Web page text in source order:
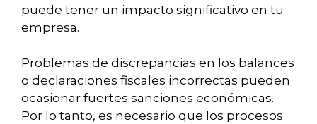
puede tener un impacto significativo en tu
empresa.
Problemas de discrepancias en los balances
o declaraciones fiscales incorrectas pueden
ocasionar fuertes sanciones económicas.
Por lo tanto, es necesario que los procesos